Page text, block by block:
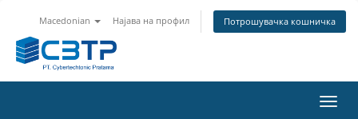
Macedonian Најава на профил Потрошувачка кошничка